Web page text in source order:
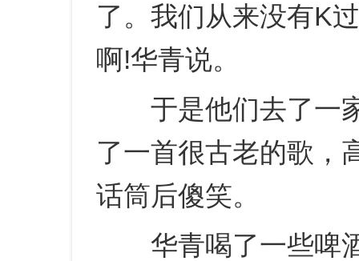
了。我们从来没有K
啊!华青说。
于是他们去了一家
了一首很古老的歌，
话筒后傻笑。
华青喝了一些啤酒